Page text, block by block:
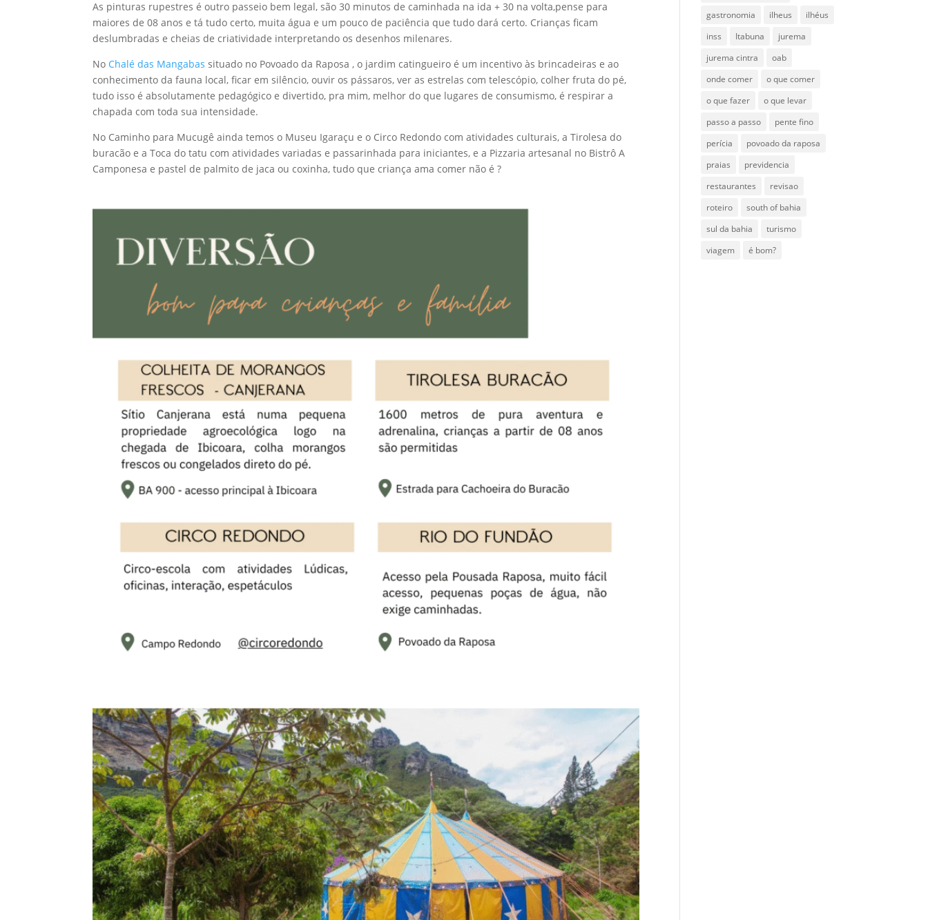
As pinturas rupestres é outro passeio bem legal, são 30 minutos de caminhada na ida + 30 na volta,pense para
maiores de 08 anos e tá tudo certo, muita água e um pouco de paciência que tudo dará certo. Crianças ficam
deslumbradas e cheias de criatividade interpretando os desenhos milenares.
No Chalé das Mangabas situado no Povoado da Raposa , o jardim catingueiro é um incentivo às brincadeiras e ao
conhecimento da fauna local, ficar em silêncio, ouvir os pássaros, ver as estrelas com telescópio, colher fruta do pé,
tudo isso é absolutamente pedagógico e divertido, pra mim, melhor do que lugares de consumismo, é respirar a
chapada com toda sua intensidade.
No Caminho para Mucugê ainda temos o Museu Igaraçu e o Circo Redondo com atividades culturais, a Tirolesa do
buracão e a Toca do tatu com atividades variadas e passarinhada para iniciantes, e a Pizzaria artesanal no Bistrô A
Camponesa e pastel de palmito de jaca ou coxinha, tudo que criança ama comer não é ?
gastronomia
ilheus
ilhéus
inss
Itabuna
jurema
jurema cintra
oab
onde comer
o que comer
o que fazer
o que levar
passo a passo
pente fino
perícia
povoado da raposa
praias
previdencia
restaurantes
revisao
roteiro
south of bahia
sul da bahia
turismo
viagem
é bom?